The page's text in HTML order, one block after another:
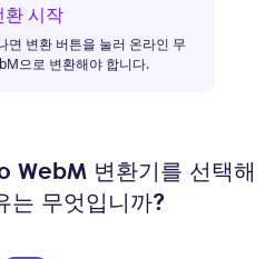
환 시작
면 변환 버튼을 눌러 온라인 무
으로 변환해야 합니다.
WebM 변환기를 선택해
는 무엇입니까?